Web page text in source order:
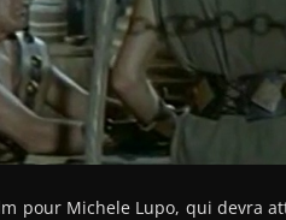
pour Michele Lupo, qui devra